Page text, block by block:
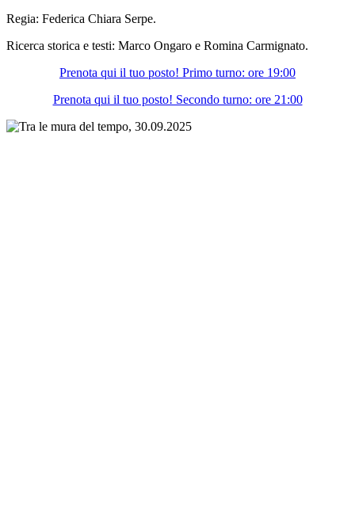
Regia: Federica Chiara Serpe.
Ricerca storica e testi: Marco Ongaro e Romina Carmignato.
Prenota qui il tuo posto! Primo turno: ore 19:00
Prenota qui il tuo posto! Secondo turno: ore 21:00